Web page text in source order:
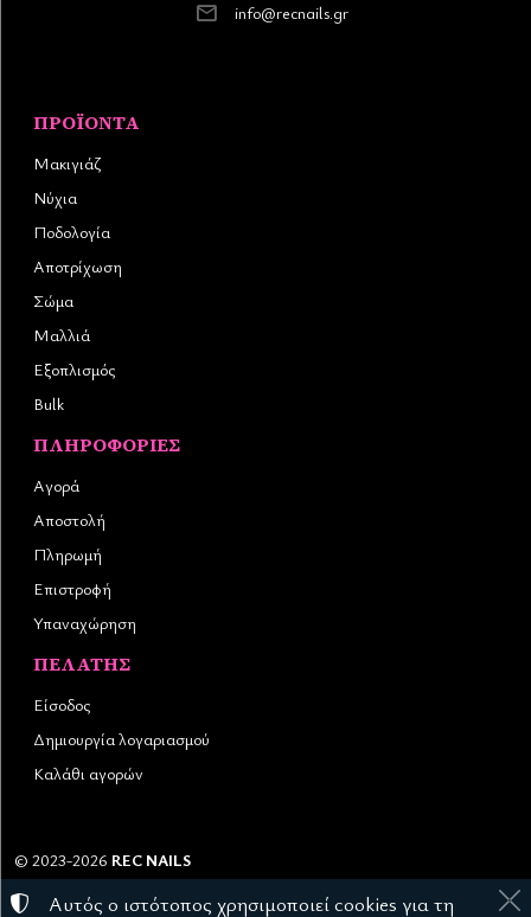
info@recnails.gr
ΠΡΟΪΌΝΤΑ
Μακιγιάζ
Νύχια
Ποδολογία
Αποτρίχωση
Σώμα
Μαλλιά
Εξοπλισμός
Bulk
ΠΛΗΡΟΦΟΡΊΕΣ
Αγορά
Αποστολή
Πληρωμή
Επιστροφή
Υπαναχώρηση
ΠΕΛΆΤΗΣ
Είσοδος
Δημιουργία λογαριασμού
Καλάθι αγορών
© 2023-2026 REC NAILS
Αριθμός ΓΕΜΗ:145976403000
Αυτός ο ιστότοπος χρησιμοποιεί cookies για τη